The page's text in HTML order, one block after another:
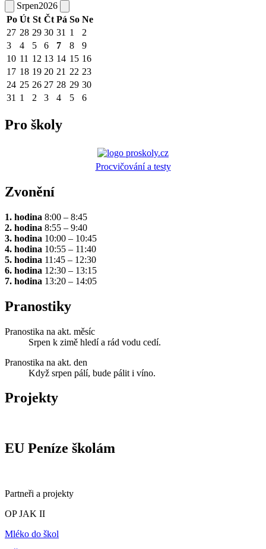
Srpen2026
Po Út St Čt Pá So Ne
27 28 29 30 31 1
2
3
4 5 6 7 8
9
10 11 12 13 14 15 16
17 18 19 20 21 22 23
24 25 26 27 28 29 30
31 1 2 3 4 5 6
Pro školy
Procvičování a testy
Zvonění
1. hodina 8:00 – 8:45
2. hodina 8:55 – 9:40
3. hodina 10:00 – 10:45
4. hodina 10:55 – 11:40
5. hodina 11:45 – 12:30
6. hodina 12:30 – 13:15
7. hodina 13:20 – 14:05
Pranostiky
Pranostika na akt. měsíc
Srpen k zimě hledí a rád vodu cedí.
Pranostika na akt. den
Když srpen pálí, bude pálit i víno.
Projekty
EU Peníze školám
Partneři a projekty
OP JAK II
Mléko do škol